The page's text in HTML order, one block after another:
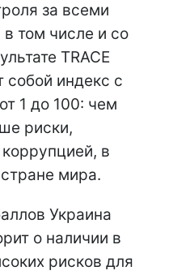
за всеми
том числе и со
TRACE
собой индекс с
1 до 100: чем
риски,
в
мира.
Украина
о наличии в
рисков для